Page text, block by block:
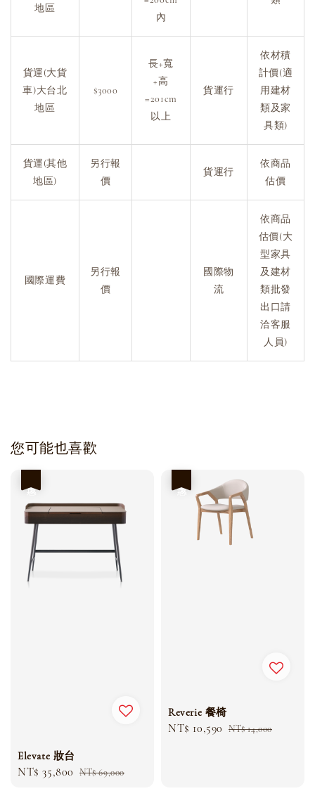
地區
內
貨運(大貨
車)大台北
地區
$3000
長+寬
+高
=201cm
以上
貨運行
依材積
計價(適
用建材
類及家
具類)
貨運(其他
地區)
另行報
價
貨運行
依商品
估價
國際運費
另行報
價
國際物
流
依商品
估價(大
型家具
及建材
類批發
出口請
洽客服
人員)
您可能也喜歡
Elevate 妝台
Sale
NT$ 35,800 Regular
NT$ 69,000
Reverie 餐椅
Sale
NT$ 10,590 Regular
NT$ 14,000